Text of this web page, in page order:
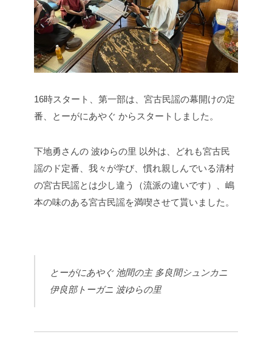
16時スタート、第一部は、宮古民謡の幕開けの定
番、とーがにあやぐ からスタートしました。
下地勇さんの 波ゆらの里 以外は、どれも宮古民
謡のド定番、我々が学び、慣れ親しんでいる清村
の宮古民謡とは少し違う（流派の違いです）、嶋
本の味のある宮古民謡を満喫させて貰いました。
とーがにあやぐ池間の主多良間シュンカニ
伊良部トーガニ 波ゆらの里